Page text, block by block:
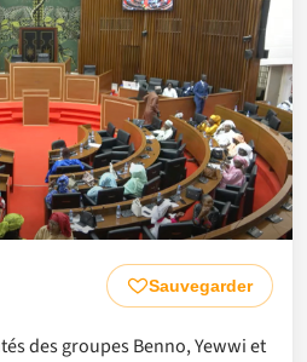
Sauvegarder
des groupes Benno, Yewwi et